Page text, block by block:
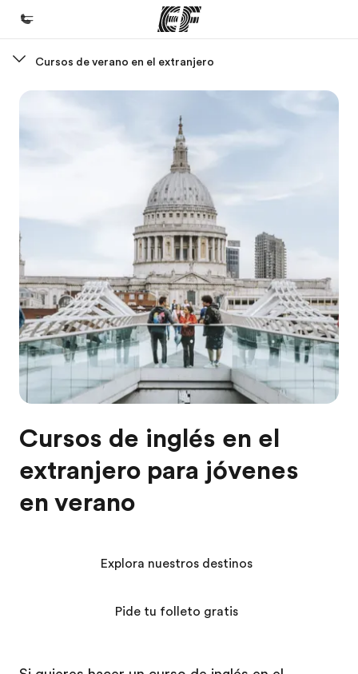
Encuentra una oficina
Sobre nosotros
Quiénes somos
Trabajos
Únete al equipo
Cursos de verano en el extranjero
Cursos de inglés en el
extranjero para jóvenes
en verano
Explora nuestros destinos
Pide tu folleto gratis